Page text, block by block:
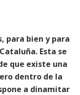
para bien y para
Esta se
que existe una
dentro de la
a dinamitar